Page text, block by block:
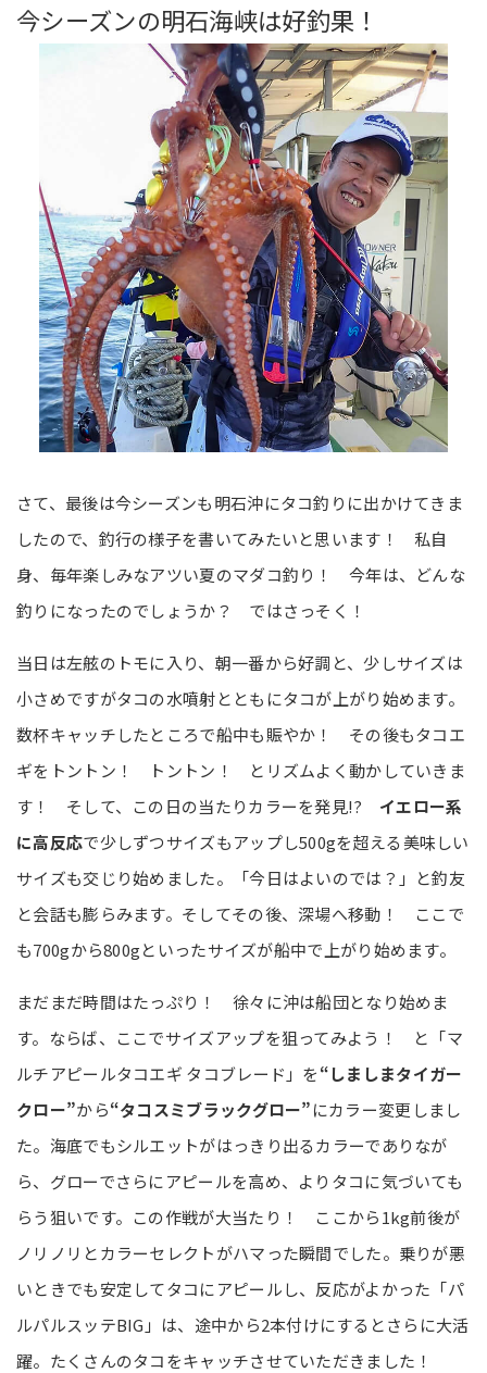
今シーズンの明石海峡は好釣果！
さて、最後は今シーズンも明石沖にタコ釣りに出かけてきま
したので、釣行の様子を書いてみたいと思います！ 私自
身、毎年楽しみなアツい夏のマダコ釣り！ 今年は、どんな
釣りになったのでしょうか？ ではさっそく！
当日は左舷のトモに入り、朝一番から好調と、少しサイズは
小さめですがタコの水噴射とともにタコが上がり始めます。
数杯キャッチしたところで船中も賑やか！ その後もタコエ
ギをトントン！ トントン！ とリズムよく動かしていきま
す！ そして、この日の当たりカラーを発見!? イエロー系
に高反応で少しずつサイズもアップし500gを超える美味しい
サイズも交じり始めました。「今日はよいのでは？」と釣友
と会話も膨らみます。そしてその後、深場へ移動！ ここで
も700gから800gといったサイズが船中で上がり始めます。
まだまだ時間はたっぷり！ 徐々に沖は船団となり始めま
す。ならば、ここでサイズアップを狙ってみよう！ と「マ
ルチアピールタコエギ タコブレード」を“しましまタイガー
クロー”から“タコスミブラックグロー”にカラー変更しまし
た。海底でもシルエットがはっきり出るカラーでありなが
ら、グローでさらにアピールを高め、よりタコに気づいても
らう狙いです。この作戦が大当たり！ ここから1kg前後が
ノリノリとカラーセレクトがハマった瞬間でした。乗りが悪
いときでも安定してタコにアピールし、反応がよかった「パ
ルパルスッテBIG」は、途中から2本付けにするとさらに大活
躍。たくさんのタコをキャッチさせていただきました！